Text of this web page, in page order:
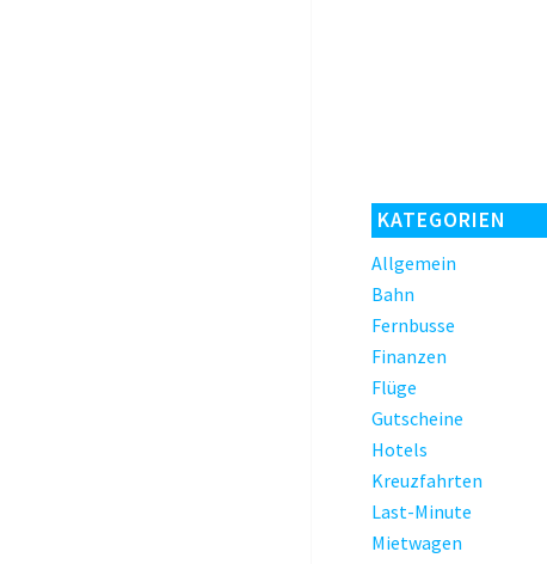
KATEGORIEN
Allgemein
Bahn
Fernbusse
Finanzen
Flüge
Gutscheine
Hotels
Kreuzfahrten
Last-Minute
Mietwagen